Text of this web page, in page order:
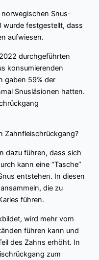
Snus-
wurde festgestellt, dass
aufwiesen.
durchgeführten
konsumierenden
gaben 59% der
Snusläsionen hatten.
Zahnfleischrückgang?
dazu führen, dass sich
kann eine “Tasche”
entstehen. In diesen
die zu
führen.
wird mehr vom
führen kann und
des Zahns erhöht. In
zum